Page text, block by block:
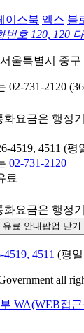
이스북 엑스 블
번호 120, 120
울특별시 중구
02-731-2120
화요금은 행정
4519, 4511 (평
02-731-2120
료
화요금은 행정
유료 안내팝업 닫기
4519, 4511 (평일
all